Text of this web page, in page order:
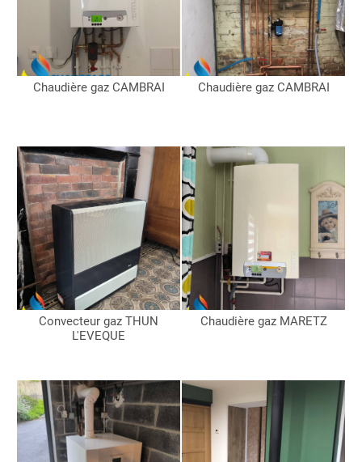
Chaudière gaz CAMBRAI Chaudière gaz CAMBRAI
Convecteur gaz THUN
L'EVEQUE
Chaudière gaz MARETZ